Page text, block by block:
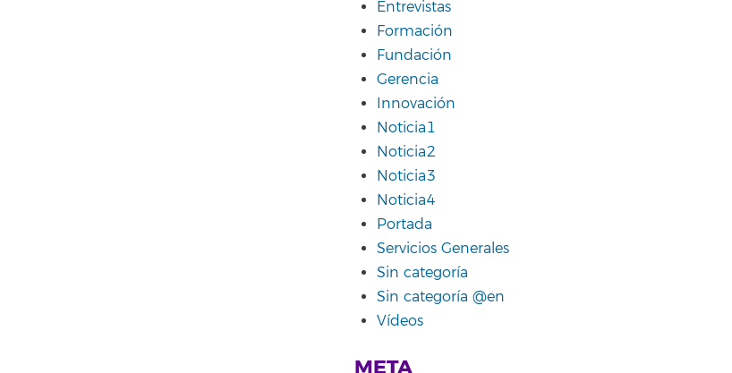
Entrevistas
Formación
Fundación
Gerencia
Innovación
Noticia1
Noticia2
Noticia3
Noticia4
Portada
Servicios Generales
Sin categoría
Sin categoría @en
Vídeos
META